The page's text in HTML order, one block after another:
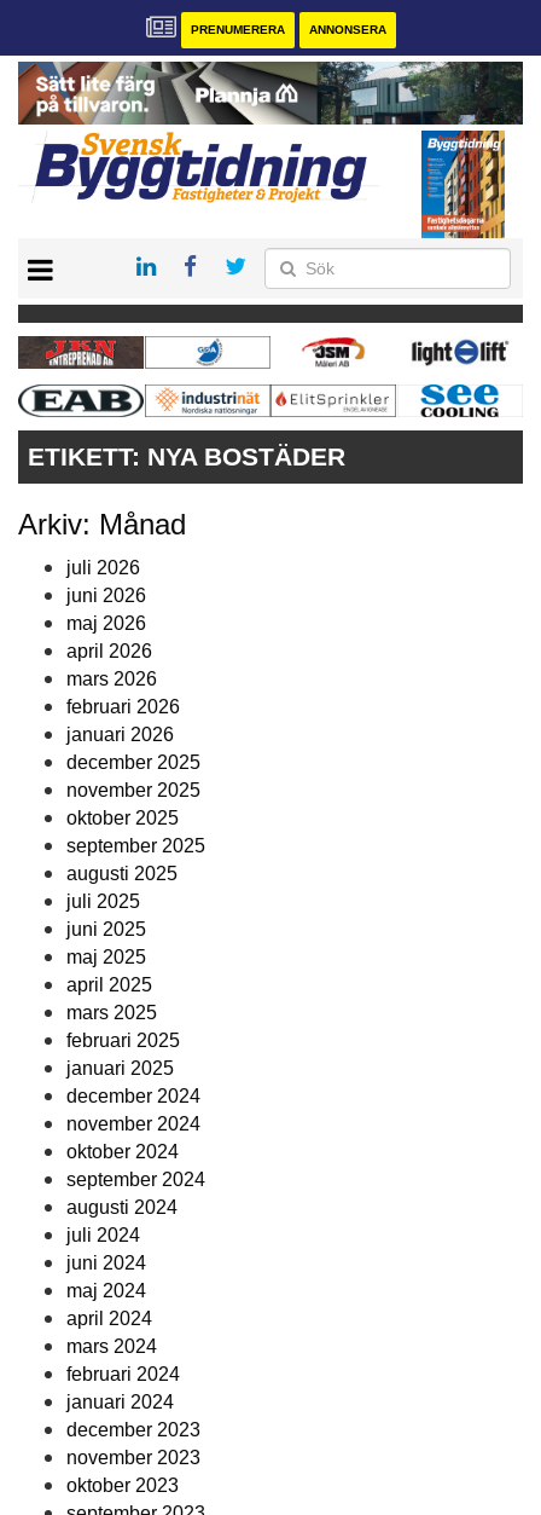
PRENUMERERA ANNONSERA
PRENUMERERA
VÅRA ANDRA MAGASIN
ANNONSERA
KONTAKT
ETIKETT: NYA BOSTÄDER
Arkiv: Månad
juli 2026
juni 2026
maj 2026
april 2026
mars 2026
februari 2026
januari 2026
december 2025
november 2025
oktober 2025
september 2025
augusti 2025
juli 2025
juni 2025
maj 2025
april 2025
mars 2025
februari 2025
januari 2025
december 2024
november 2024
oktober 2024
september 2024
augusti 2024
juli 2024
juni 2024
maj 2024
april 2024
mars 2024
februari 2024
januari 2024
december 2023
november 2023
oktober 2023